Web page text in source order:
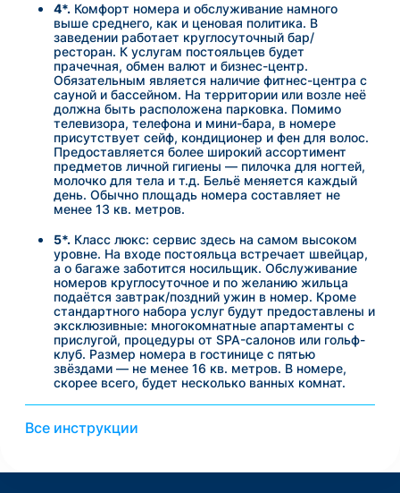
4*. Комфорт номера и обслуживание намного
выше среднего, как и ценовая политика. В
заведении работает круглосуточный бар/
ресторан. К услугам постояльцев будет
прачечная, обмен валют и бизнес-центр.
Обязательным является наличие фитнес-центра с
сауной и бассейном. На территории или возле неё
должна быть расположена парковка. Помимо
телевизора, телефона и мини-бара, в номере
присутствует сейф, кондиционер и фен для волос.
Предоставляется более широкий ассортимент
предметов личной гигиены — пилочка для ногтей,
молочко для тела и т.д. Бельё меняется каждый
день. Обычно площадь номера составляет не
менее 13 кв. метров.
5*. Класс люкс: сервис здесь на самом высоком
уровне. На входе постояльца встречает швейцар,
а о багаже заботится носильщик. Обслуживание
номеров круглосуточное и по желанию жильца
подаётся завтрак/поздний ужин в номер. Кроме
стандартного набора услуг будут предоставлены и
эксклюзивные: многокомнатные апартаменты с
прислугой, процедуры от SPA-салонов или гольф-
клуб. Размер номера в гостинице с пятью
звёздами — не менее 16 кв. метров. В номере,
скорее всего, будет несколько ванных комнат.
Все инструкции